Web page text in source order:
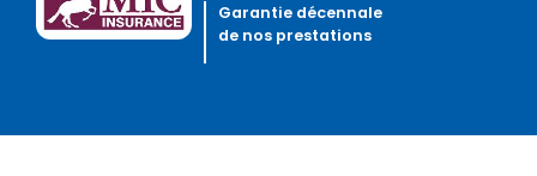
Garantie décennale
de nos prestations